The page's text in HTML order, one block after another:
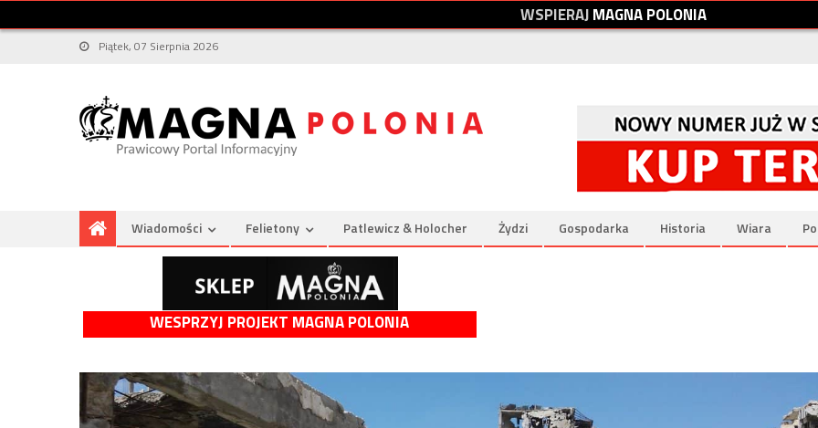
WSPIERAJMAGNAPOLONIA
Piątek, 07 Sierpnia 2026
Wiadomości Felietony Patlewicz & Holocher Żydzi Gospodarka Historia Wiara
WESPRZYJ PROJEKT MAGNA POLONIA